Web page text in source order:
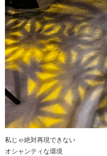
私じゃ絶対再現できない
オシャンティな環境